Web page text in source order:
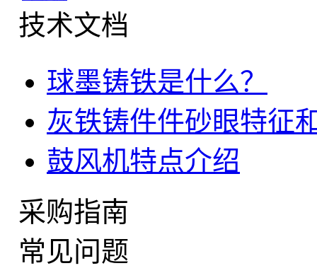
技术文档
球墨铸铁是什么？
灰铁铸件件砂眼特征
鼓风机特点介绍
采购指南
常见问题